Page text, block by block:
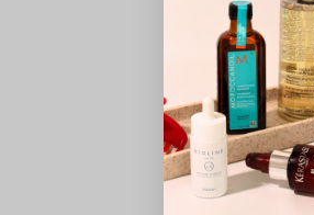
Maquillage
Bain et Corps
Bijoux